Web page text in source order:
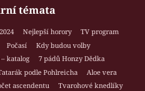
témata
Nejlepší horory
TV program
Počasí
Kdy budou volby
katalog
7 pádů Honzy Dědka
podle Pohlreicha
Aloe vera
ascendentu
Tvarohové knedlíky